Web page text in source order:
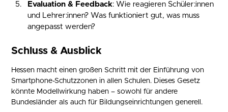
Evaluation & Feedback: Wie reagieren Schüler:innen
und Lehrer:innen? Was funktioniert gut, was muss
angepasst werden?
Schluss & Ausblick
Hessen macht einen großen Schritt mit der Einführung von
Smartphone-Schutzzonen in allen Schulen. Dieses Gesetz
könnte Modellwirkung haben – sowohl für andere
Bundesländer als auch für Bildungseinrichtungen generell.